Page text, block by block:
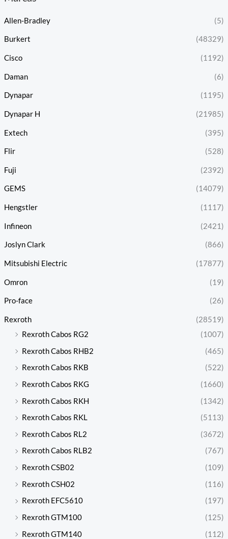
Allen-Bradley (5)
Burkert (48329)
Cisco (1192)
Daman (6)
Dynapar (1195)
Dynapar H (21985)
Extech (395)
Flir (528)
Fuji (2392)
GEMS (14079)
Hengstler (1117)
Infineon (2421)
Joslyn Clark (866)
Mitsubishi Electric (17877)
Omron (19)
Pro-face (26)
Rexroth
(28519)
Rexroth Cabos RG2
(1007)
Rexroth Cabos RHB2
(465)
Rexroth Cabos RKB
(522)
Rexroth Cabos RKG
(1660)
Rexroth Cabos RKH
(1342)
Rexroth Cabos RKL
(5113)
Rexroth Cabos RL2
(3672)
Rexroth Cabos RLB2
(767)
Rexroth CSB02
(109)
Rexroth CSH02
(116)
Rexroth EFC5610
(197)
Rexroth GTM100
(125)
Rexroth GTM140
(112)